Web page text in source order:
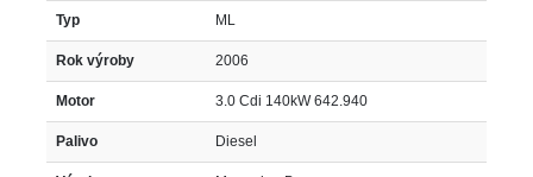
Typ ML
Rok výroby 2006
Motor 3.0 Cdi 140kW 642.940
Palivo Diesel